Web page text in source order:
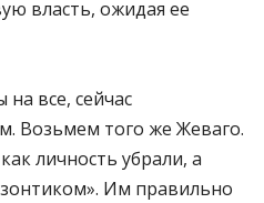
власть, ожидая ее
все, сейчас
Возьмем того же Жеваго.
личность убрали, а
Им правильно